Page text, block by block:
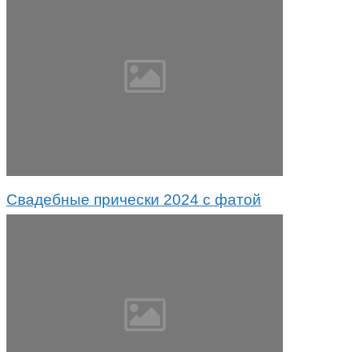
Свадебные прически 2024 с фатой